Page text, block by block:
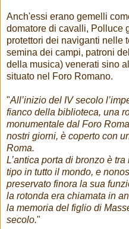
Anch'essi erano gemelli
domatore di cavalli, Polluce
protettori dei naviganti nelle
semina dei campi, patroni
della musica) venerati sino
situato nel Foro Romano.
"All’inizio del IV secolo
fianco della biblioteca, una
monumentale dal Foro
nostri giorni, è coperto con
Roma.
L’antica porta di bronzo è
tipo in tutto il mondo, e
preservato finora la sua
la rotonda era chiamata in
la memoria del figlio di
secolo."